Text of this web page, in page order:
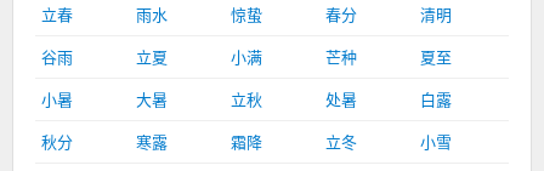
立春 雨水 惊蛰 春分
清明
谷雨
立夏 小满 芒种
夏至
小暑
大暑 立秋 处暑
白露
秋分
寒露 霜降 立冬
小雪